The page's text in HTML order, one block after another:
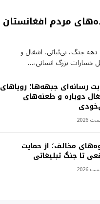
مردم افغانستان
دهه جنگ، بی‌ثباتی، اشغال و
خسارات بزرگ انسانی،…
رسانه‌ای جبهه‌ها؛ رویاهای
دوباره و طعنه‌های
مخالف؛ از حمایت
تا جنگ تبلیغاتی